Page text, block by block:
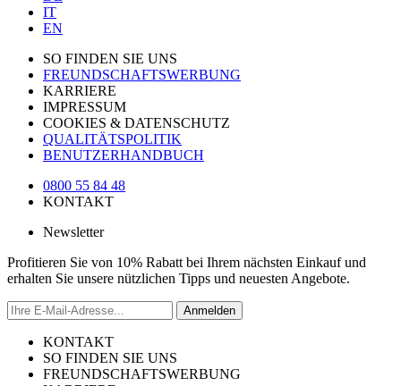
IT
EN
SO FINDEN SIE UNS
FREUNDSCHAFTSWERBUNG
KARRIERE
IMPRESSUM
COOKIES & DATENSCHUTZ
QUALITÄTSPOLITIK
BENUTZERHANDBUCH
0800 55 84 48
KONTAKT
Newsletter
Profitieren Sie von 10% Rabatt bei Ihrem nächsten Einkauf und
erhalten Sie unsere nützlichen Tipps und neuesten Angebote.
Anmelden
KONTAKT
SO FINDEN SIE UNS
FREUNDSCHAFTSWERBUNG